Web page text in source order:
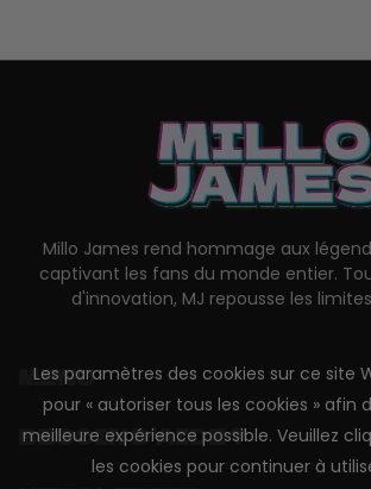
Millo James rend hommage aux
captivant les fans du monde entier.
d'innovation, MJ repousse les
MENU
BESOIN D'AIDE ?
Les paramètres des cookies sur ce site
pour « autoriser tous les cookies » afin
meilleure expérience possible. Veuillez
les cookies pour continuer à